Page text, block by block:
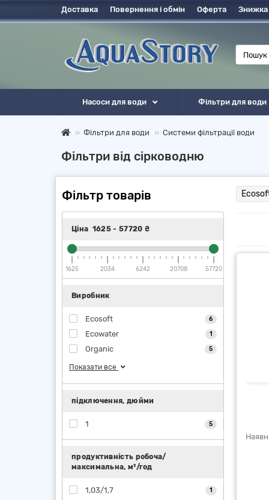
Доставка Повернення і обмін Оферта Знижка
Насоси для води Фільтри для води
Фільтри для води Системи фільтрації води
Фільтри від сірководню
Фільтр товарів
Ціна 1625 - 57720 ₴
1625 2034 6242 20708 57720
Виробник
Ecosoft 6
Ecowater 1
Organic 5
Показати все
підключення, дюйми
1 5
продуктивність робоча/
максимальна, м³/год
1,03/1,7 1